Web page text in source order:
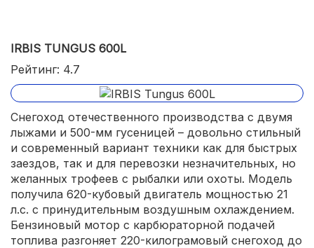
IRBIS TUNGUS 600L
Рейтинг: 4.7
Снегоход отечественного производства с двумя
лыжами и 500-мм гусеницей – довольно стильный
и современный вариант техники как для быстрых
заездов, так и для перевозки незначительных, но
желанных трофеев с рыбалки или охоты. Модель
получила 620-кубовый двигатель мощностью 21
л.с. с принудительным воздушным охлаждением.
Бензиновый мотор с карбюраторной подачей
топлива разгоняет 220-килограмовый снегоход до